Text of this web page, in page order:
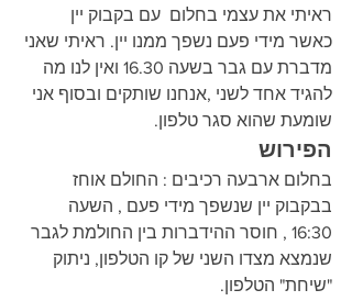
ראיתי את עצמי בחלום  עם בקבוק יין
כאשר מידי פעם נשפך ממנו יין. ראיתי שאני
מדברת עם גבר בשעה 16.30 ואין לנו מה
להגיד אחד לשני ,אנחנו שותקים ובסוף אני
שומעת שהוא סגר טלפון.
הפירוש
בחלום ארבעה רכיבים : החולם אוחז
בבקבוק יין שנשפך מידי פעם , השעה
16:30 , חוסר ההידברות בין החולמת לגבר
שנמצא מצדו השני של קו הטלפון, ניתוק
"שיחת" הטלפון.